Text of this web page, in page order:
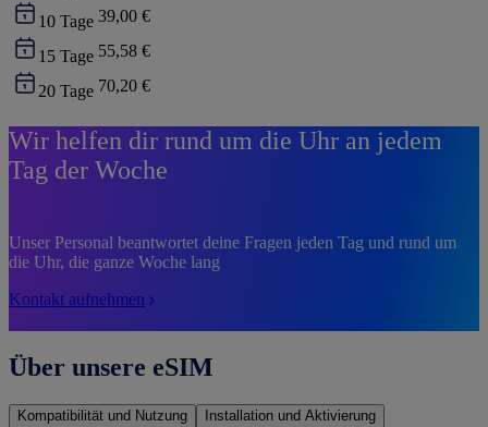
10 Tage 39,00 €
15 Tage 55,58 €
20 Tage 70,20 €
Wir helfen dir rund um die Uhr an jedem
Tag der Woche
Unser Personal beantwortet deine Fragen jeden Tag und rund um
die Uhr, die ganze Woche lang
Kontakt aufnehmen
Über unsere eSIM
Kompatibilität und Nutzung Installation und Aktivierung